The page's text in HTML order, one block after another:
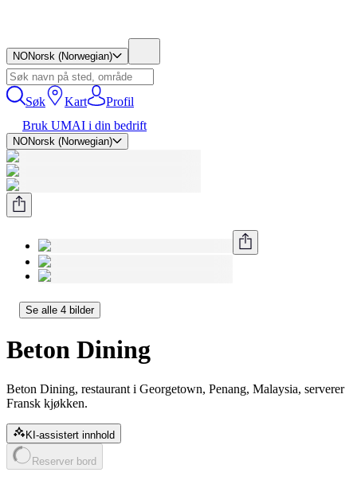
NONorsk (Norwegian)
Søk Kart
Profil
Bruk UMAI i din bedrift
NONorsk (Norwegian)
Se alle 4 bilder
Beton Dining
Beton Dining, restaurant i Georgetown, Penang, Malaysia, serverer
Fransk kjøkken.
KI-assistert innhold
Reserver bord